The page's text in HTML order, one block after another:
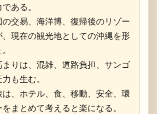
ある。
交易、海洋博、復帰後のリゾー
、現在の観光地としての沖縄を形
まりは、混雑、道路負担、サンゴ
も生む。
は、ホテル、食、移動、安全、環
まとめて考えると楽になる。